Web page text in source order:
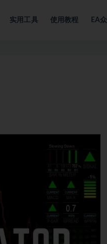
实用工具 使用教程 EA